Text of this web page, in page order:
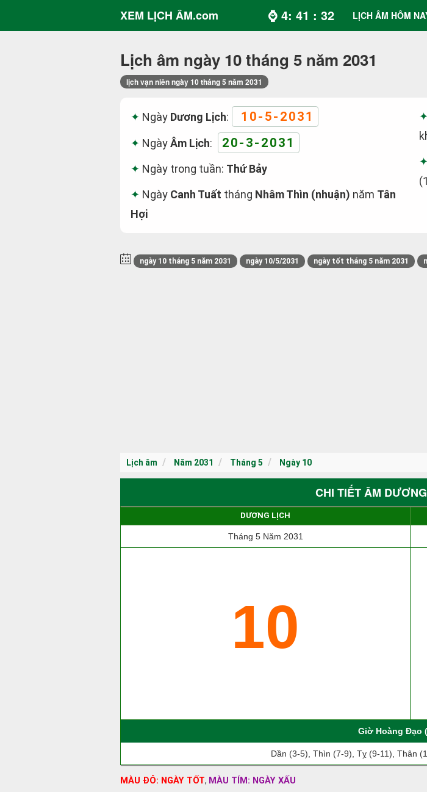
XEM LỊCH ÂM.com ⌚ 4: 41 : 33 LỊCH ÂM HÔM
Lịch âm ngày 10 tháng 5 năm 2031
lịch vạn niên ngày 10 tháng 5 năm 2031
Ngày Dương Lịch: 10-5-2031
NgàyÂm Lịch: 20-3-2031
Ngày trong tuần: Thứ Bảy
Ngày Canh Tuất tháng Nhâm Thìn (nhuận) năm Tân
Hợi
ngày 10 tháng 5 năm 2031 ngày 10/5/2031 ngày tốt tháng 5 năm 2031
Lịch âm Năm 2031 Tháng 5 Ngày 10
CHI TIẾT ÂM
DƯƠNG LỊCH
Tháng 5 Năm 2031
10
Giờ Hoàng Đạo
Dần (3-5), Thìn (7-9), Tỵ (9-11), Thân
MÀU ĐỎ: NGÀY TỐT, MÀU TÍM: NGÀY XẤU